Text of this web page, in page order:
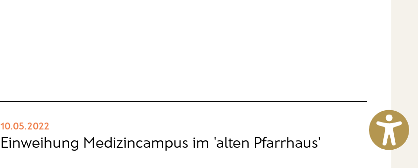
10.05.2022
Einweihung Medizincampus im 'alten Pfarrhaus'